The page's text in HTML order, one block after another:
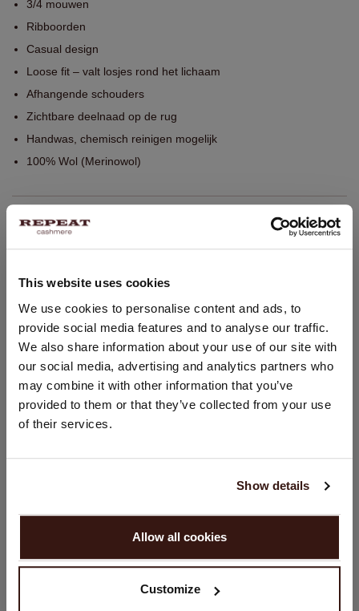
This website uses cookies
We use cookies to personalise content and ads, to
provide social media features and to analyse our traffic.
We also share information about your use of our site with
our social media, advertising and analytics partners who
may combine it with other information that you’ve
provided to them or that they’ve collected from your use
of their services.
Show details
Allow all cookies
Customize
3/4 mouwen
Ribboorden
Casual design
Loose fit – valt losjes rond het lichaam
Afhangende schouders
Zichtbare deelnaad op de rug
Handwas, chemisch reinigen mogelijk
100% Wol (Merinowol)
PASVORM
VERZENDEN & RETOURNEREN
DIT VINDT U MISSCHIEN OOK LEUK
LAND WIJZIGEN
U bezoekt Repeat cashmere vanuit Nederland (€). Wilt u uw
land wijzigen?
Verenigde Staten ($)
GA VERDER